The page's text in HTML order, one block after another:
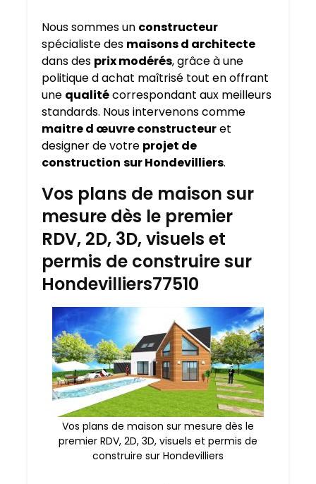
Nous sommes un constructeur
spécialiste des maisons d architecte
dans des prix modérés, grâce à une
politique d achat maîtrisé tout en offrant
une qualitécorrespondant aux meilleurs
standards. Nous intervenons comme
maitre d œuvre constructeuret
designer de votre projet de
construction sur Hondevilliers.
Vos plans de maison sur
mesure dès le premier
RDV, 2D, 3D, visuels et
permis de construire sur
Hondevilliers77510
Vos plans de maison sur mesure dès le
premier RDV, 2D, 3D, visuels et permis de
construire sur Hondevilliers